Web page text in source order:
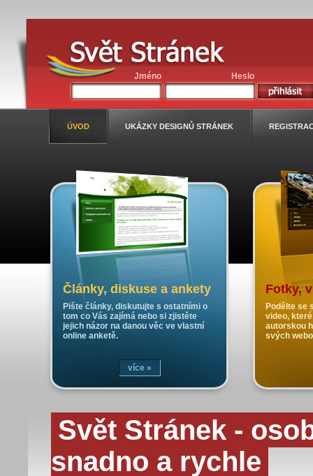
Jméno Heslo
ÚVOD UKÁZKY DESIGNŮ STRÁNEK
Články, diskuse a ankety
Pište články, diskutujte s ostatními o
tom co Vás zajímá nebo si zjistěte
jejich názor na danou věc ve vlastní
online anketě.
více »
Fotky,
Podělte se
video,
autorskou
svých
Svět Stránek -
snadno a rychle